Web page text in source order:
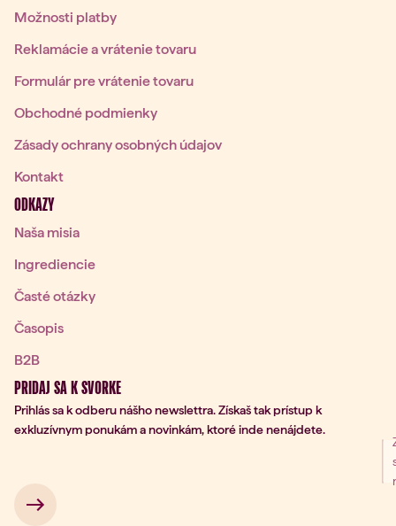
Možnosti platby
Reklamácie a vrátenie tovaru
Formulár pre vrátenie tovaru
Obchodné podmienky
Zásady ochrany osobných údajov
Kontakt
ODKAZY
Naša misia
Ingrediencie
Časté otázky
Časopis
B2B
PRIDAJ SA K SVORKE
Prihlás sa k odberu nášho newslettra. Získaš tak prístup k
exkluzívnym ponukám a novinkám, ktoré inde nenájdete.
na odber
→